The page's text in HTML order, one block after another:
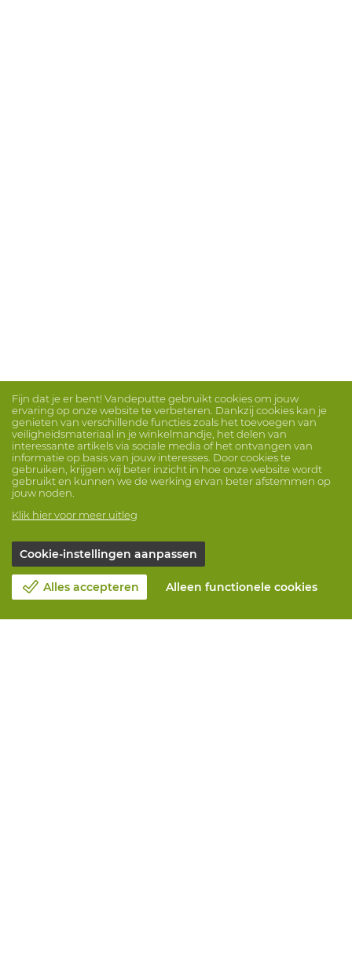
Fijn dat je er bent! Vandeputte gebruikt cookies om jouw
ervaring op onze website te verbeteren. Dankzij cookies kan je
genieten van verschillende functies zoals het toevoegen van
veiligheidsmateriaal in je winkelmandje, het delen van
interessante artikels via sociale media of het ontvangen van
informatie op basis van jouw interesses. Door cookies te
gebruiken, krijgen wij beter inzicht in hoe onze website wordt
gebruikt en kunnen we de werking ervan beter afstemmen op
jouw noden.
Klik hier voor meer uitleg
Cookie-instellingen aanpassen
Alles accepteren Alleen functionele cookies